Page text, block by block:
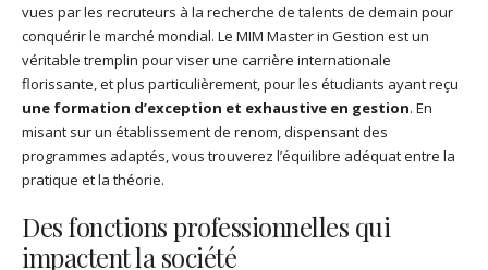
vues par les recruteurs à la recherche de talents de demain pour
conquérir le marché mondial. Le MIM Master in Gestion est un
véritable tremplin pour viser une carrière internationale
florissante, et plus particulièrement, pour les étudiants ayant reçu
une formation d’exception et exhaustive en gestion. En
misant sur un établissement de renom, dispensant des
programmes adaptés, vous trouverez l’équilibre adéquat entre la
pratique et la théorie.
Des fonctions professionnelles qui
impactent la société